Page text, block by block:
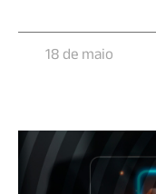
18 de maio